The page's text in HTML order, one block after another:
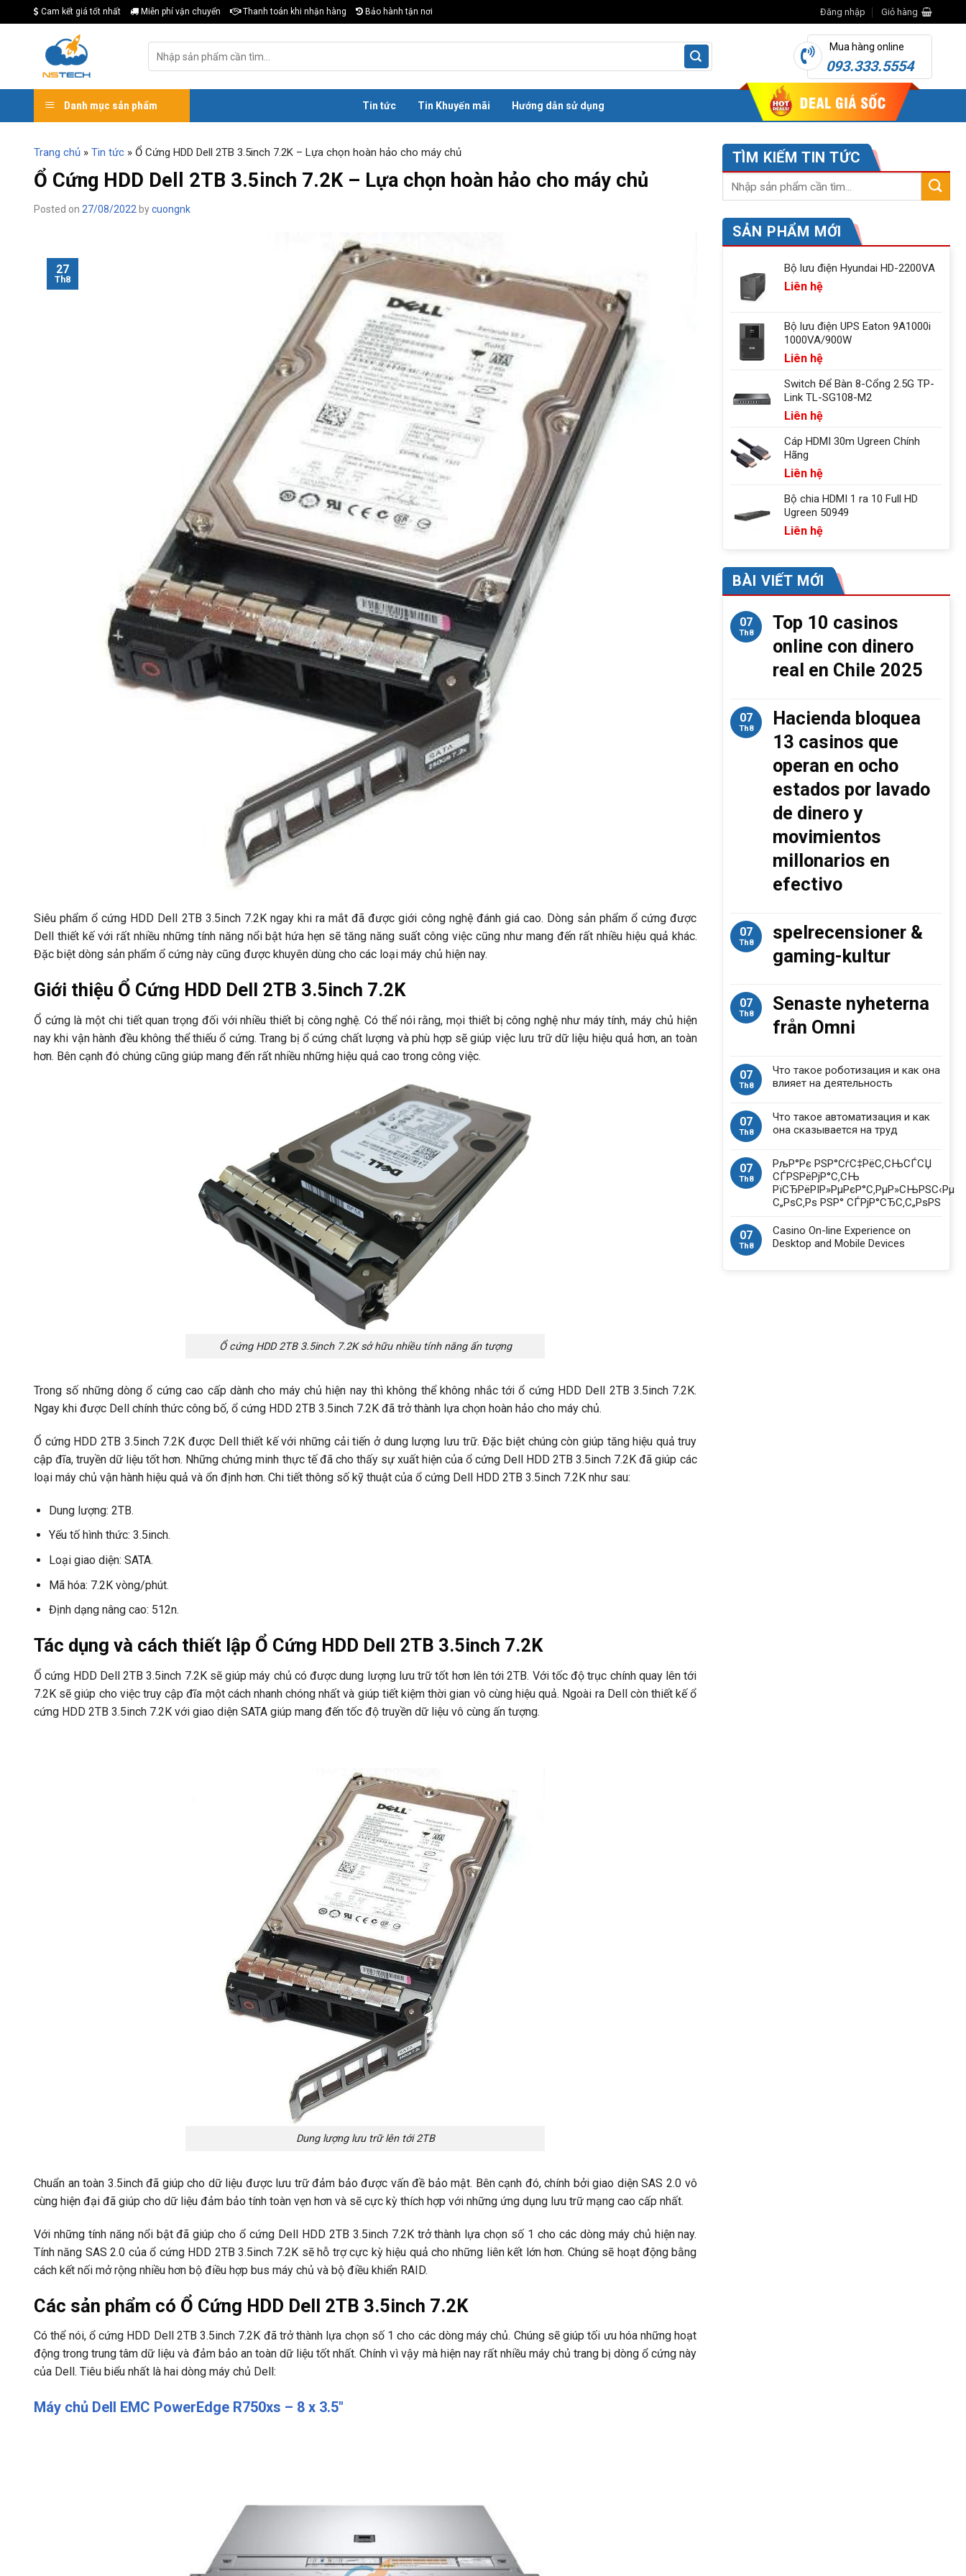
to
Cam kết giá tốt nhất Miễn phí vận chuyển Thanh toán khi nhận hàng Bảo hành tận nơi Đăng nhập Giỏ hàng
kiếm:
Mua hàng online
093.333.5554
Danh mục sản phẩm Tin tức Tin Khuyến mãi Hướng dẫn sử dụng
Trang chủ » Tin tức » Ổ Cứng HDD Dell 2TB 3.5inch 7.2K – Lựa chọn hoàn hảo cho máy chủ
Ổ Cứng HDD Dell 2TB 3.5inch 7.2K – Lựa chọn hoàn hảo cho máy chủ
Posted on 27/08/2022 bycuongnk
27
Th8
Siêu phẩm ổ cứng HDD Dell 2TB 3.5inch 7.2K ngay khi ra mắt đã được giới công nghệ đánh giá cao. Dòng sản phẩm ổ cứng được
Dell thiết kế với rất nhiều những tính năng nổi bật hứa hẹn sẽ tăng năng suất công việc cũng như mang đến rất nhiều hiệu quả khác.
Đặc biệt dòng sản phẩm ổ cứng này cũng được khuyên dùng cho các loại máy chủ hiện nay.
Giới thiệu Ổ Cứng HDD Dell 2TB 3.5inch 7.2K
Ổ cứng là một chi tiết quan trọng đối với nhiều thiết bị công nghệ. Có thể nói rằng, mọi thiết bị công nghệ như máy tính, máy chủ hiện
nay khi vận hành đều không thể thiếu ổ cứng. Trang bị ổ cứng chất lượng và phù hợp sẽ giúp việc lưu trữ dữ liệu hiệu quả hơn, an toàn
hơn. Bên cạnh đó chúng cũng giúp mang đến rất nhiều những hiệu quả cao trong công việc.
Ổ cứng HDD 2TB 3.5inch 7.2K sở hữu nhiều tính năng ấn tượng
Trong số những dòng ổ cứng cao cấp dành cho máy chủ hiện nay thì không thể không nhắc tới ổ cứng HDD Dell 2TB 3.5inch 7.2K.
Ngay khi được Dell chính thức công bố, ổ cứng HDD 2TB 3.5inch 7.2K đã trở thành lựa chọn hoàn hảo cho máy chủ.
Ổ cứng HDD 2TB 3.5inch 7.2K được Dell thiết kế với những cải tiến ở dung lượng lưu trữ. Đặc biệt chúng còn giúp tăng hiệu quả truy
cập đĩa, truyền dữ liệu tốt hơn. Những chứng minh thực tế đã cho thấy sự xuất hiện của ổ cứng Dell HDD 2TB 3.5inch 7.2K đã giúp các
loại máy chủ vận hành hiệu quả và ổn định hơn. Chi tiết thông số kỹ thuật của ổ cứng Dell HDD 2TB 3.5inch 7.2K như sau:
Dung lượng: 2TB.
Yếu tố hình thức: 3.5inch.
Loại giao diện: SATA.
Mã hóa: 7.2K vòng/phút.
Định dạng nâng cao: 512n.
Tác dụng và cách thiết lập Ổ Cứng HDD Dell 2TB 3.5inch 7.2K
Ổ cứng HDD Dell 2TB 3.5inch 7.2K sẽ giúp máy chủ có được dung lượng lưu trữ tốt hơn lên tới 2TB. Với tốc độ trục chính quay lên tới
7.2K sẽ giúp cho việc truy cập đĩa một cách nhanh chóng nhất và giúp tiết kiệm thời gian vô cùng hiệu quả. Ngoài ra Dell còn thiết kế ổ
cứng HDD 2TB 3.5inch 7.2K với giao diện SATA giúp mang đến tốc độ truyền dữ liệu vô cùng ấn tượng.
Dung lượng lưu trữ lên tới 2TB
Chuẩn an toàn 3.5inch đã giúp cho dữ liệu được lưu trữ đảm bảo được vấn đề bảo mật. Bên cạnh đó, chính bởi giao diện SAS 2.0 vô
cùng hiện đại đã giúp cho dữ liệu đảm bảo tính toàn vẹn hơn và sẽ cực kỳ thích hợp với những ứng dụng lưu trữ mạng cao cấp nhất.
Với những tính năng nổi bật đã giúp cho ổ cứng Dell HDD 2TB 3.5inch 7.2K trở thành lựa chọn số 1 cho các dòng máy chủ hiện nay.
Tính năng SAS 2.0 của ổ cứng HDD 2TB 3.5inch 7.2K sẽ hỗ trợ cực kỳ hiệu quả cho những liên kết lớn hơn. Chúng sẽ hoạt động bằng
cách kết nối mở rộng nhiều hơn bộ điều hợp bus máy chủ và bộ điều khiển RAID.
Các sản phẩm có Ổ Cứng HDD Dell 2TB 3.5inch 7.2K
Có thể nói, ổ cứng HDD Dell 2TB 3.5inch 7.2K đã trở thành lựa chọn số 1 cho các dòng máy chủ. Chúng sẽ giúp tối ưu hóa những hoạt
động trong trung tâm dữ liệu và đảm bảo an toàn dữ liệu tốt nhất. Chính vì vậy mà hiện nay rất nhiều máy chủ trang bị dòng ổ cứng này
của Dell. Tiêu biểu nhất là hai dòng máy chủ Dell:
Máy chủ Dell EMC PowerEdge R750xs – 8 x 3.5″
TÌM KIẾM TIN TỨC
SẢN PHẨM MỚI
Bộ lưu điện Hyundai HD-2200VA
Liên hệ
Bộ lưu điện UPS Eaton 9A1000i
1000VA/900W
Liên hệ
Switch Để Bàn 8-Cổng 2.5G TP-
Link TL-SG108-M2
Liên hệ
Cáp HDMI 30m Ugreen Chính
Hãng
Liên hệ
Bộ chia HDMI 1 ra 10 Full HD
Ugreen 50949
Liên hệ
BÀI VIẾT MỚI
07
Th8
Top 10 casinos
online con dinero
real en Chile 2025
07
Th8
Hacienda bloquea
13 casinos que
operan en ocho
estados por lavado
de dinero y
movimientos
millonarios en
efectivo
07
Th8
spelrecensioner &
gaming-kultur
07
Th8
Senaste nyheterna
från Omni
07
Th8
Что такое роботизация и как она
влияет на деятельность
07
Th8
Что такое автоматизация и как
она сказывается на труд
07
Th8
РљР°Рє РЅР°СѓС‡РёС‚СЊСЃСЏ
СЃРЅРёРјР°С‚СЊ
РїСЂРёРІР»РµРєР°С‚РµР»СЊРЅС‹Рµ
С„РѕС‚Рѕ РЅР° СЃРјР°СЂС‚С„РѕРЅ
07
Th8
Casino On-line Experience on
Desktop and Mobile Devices